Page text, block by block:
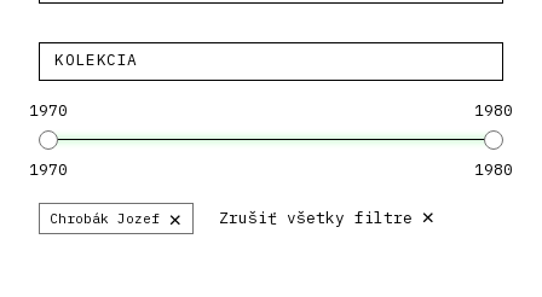
KOLEKCIA
1970 1980
1970 1980
Chrobák Jozef × Zrušiť všetky filtre ×